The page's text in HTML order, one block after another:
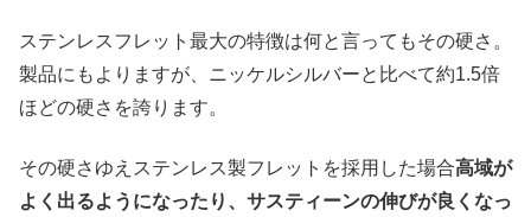
ステンレスフレット最大の特徴は何と言ってもその硬さ。
製品にもよりますが、ニッケルシルバーと比べて約1.5倍
ほどの硬さを誇ります。
その硬さゆえステンレス製フレットを採用した場合高域が
よく出るようになったり、サスティーンの伸びが良くなっ